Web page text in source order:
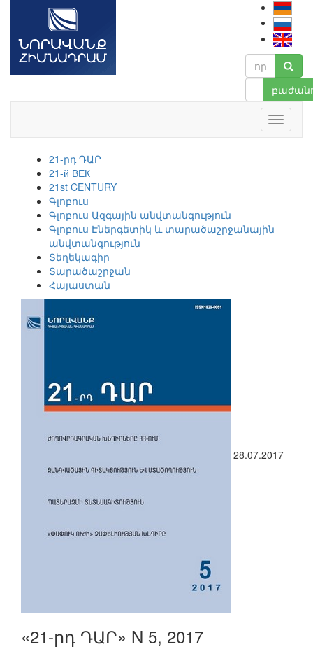
21-րդ ԴԱՐ
21-й ВЕК
21st CENTURY
Գլոբուս
Գլոբուս Ազգային անվտանգություն
Գլոբուս Էներգետիկ և տարածաշրջանային
անվտանգություն
Տեղեկագիր
Տարածաշրջան
Հայաստան
28.07.2017
«21-րդ ԴԱՐ» N 5, 2017